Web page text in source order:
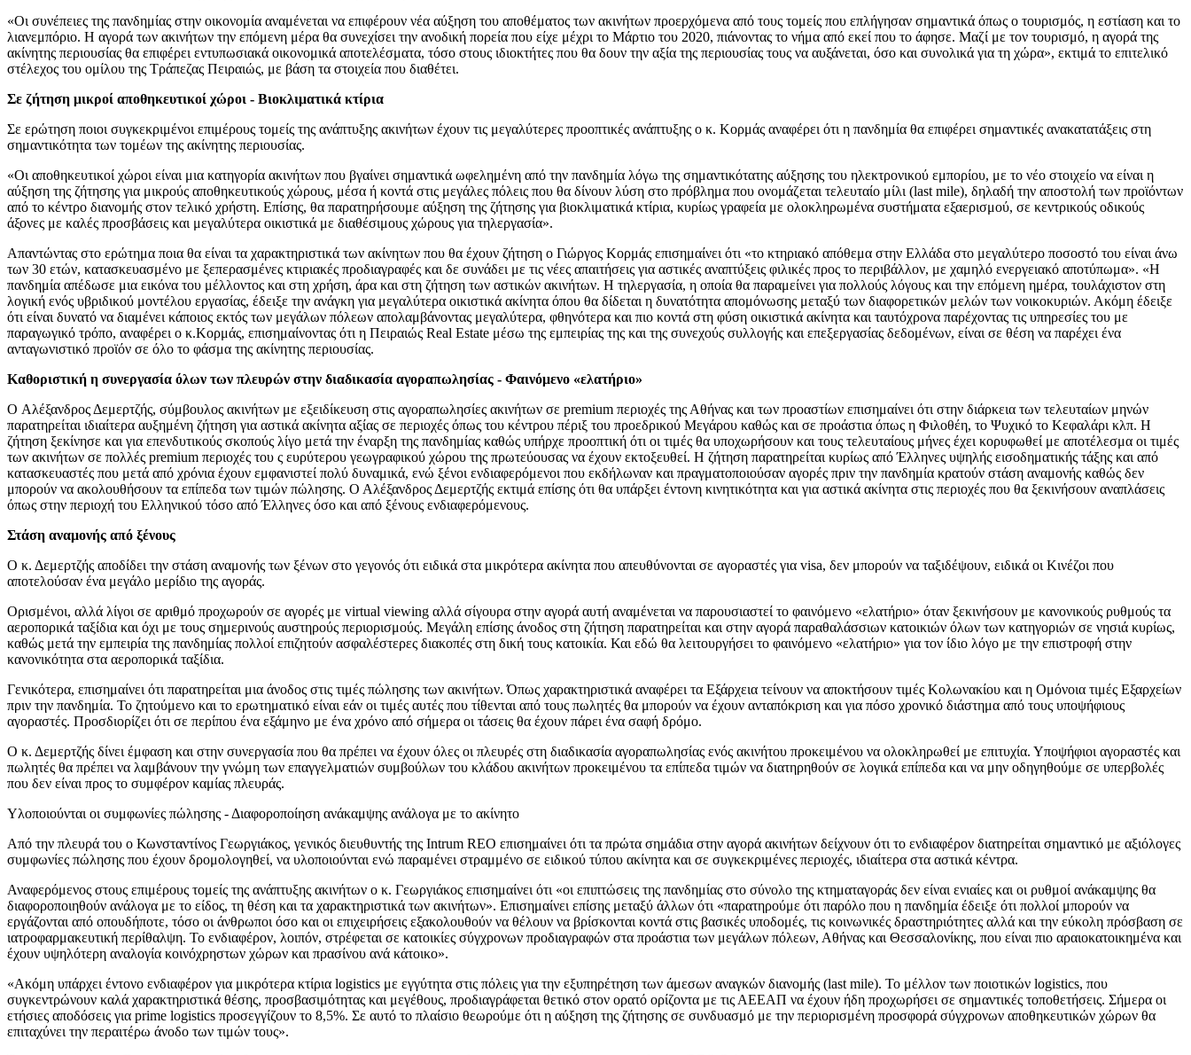
«Οι συνέπειες της πανδημίας στην οικονομία αναμένεται να επιφέρουν νέα αύξηση του αποθέματος των ακινήτων προερχόμενα από τους τομείς που επλήγησαν σημαντικά όπως ο τουρισμός, η εστίαση και το
λιανεμπόριο. Η αγορά των ακινήτων την επόμενη μέρα θα συνεχίσει την ανοδική πορεία που είχε μέχρι το Μάρτιο του 2020, πιάνοντας το νήμα από εκεί που το άφησε. Μαζί με τον τουρισμό, η αγορά της
ακίνητης περιουσίας θα επιφέρει εντυπωσιακά οικονομικά αποτελέσματα, τόσο στους ιδιοκτήτες που θα δουν την αξία της περιουσίας τους να αυξάνεται, όσο και συνολικά για τη χώρα», εκτιμά το επιτελικό
στέλεχος του ομίλου της Τράπεζας Πειραιώς, με βάση τα στοιχεία που διαθέτει.
Σε ζήτηση μικροί αποθηκευτικοί χώροι - Βιοκλιματικά κτίρια
Σε ερώτηση ποιοι συγκεκριμένοι επιμέρους τομείς της ανάπτυξης ακινήτων έχουν τις μεγαλύτερες προοπτικές ανάπτυξης ο κ. Κορμάς αναφέρει ότι η πανδημία θα επιφέρει σημαντικές ανακατατάξεις στη
σημαντικότητα των τομέων της ακίνητης περιουσίας.
«Οι αποθηκευτικοί χώροι είναι μια κατηγορία ακινήτων που βγαίνει σημαντικά ωφελημένη από την πανδημία λόγω της σημαντικότατης αύξησης του ηλεκτρονικού εμπορίου, με το νέο στοιχείο να είναι η
αύξηση της ζήτησης για μικρούς αποθηκευτικούς χώρους, μέσα ή κοντά στις μεγάλες πόλεις που θα δίνουν λύση στο πρόβλημα που ονομάζεται τελευταίο μίλι (last mile), δηλαδή την αποστολή των προϊόντων
από το κέντρο διανομής στον τελικό χρήστη. Επίσης, θα παρατηρήσουμε αύξηση της ζήτησης για βιοκλιματικά κτίρια, κυρίως γραφεία με ολοκληρωμένα συστήματα εξαερισμού, σε κεντρικούς οδικούς
άξονες με καλές προσβάσεις και μεγαλύτερα οικιστικά με διαθέσιμους χώρους για τηλεργασία».
Απαντώντας στο ερώτημα ποια θα είναι τα χαρακτηριστικά των ακίνητων που θα έχουν ζήτηση ο Γιώργος Κορμάς επισημαίνει ότι «το κτηριακό απόθεμα στην Ελλάδα στο μεγαλύτερο ποσοστό του είναι άνω
των 30 ετών, κατασκευασμένο με ξεπερασμένες κτιριακές προδιαγραφές και δε συνάδει με τις νέες απαιτήσεις για αστικές αναπτύξεις φιλικές προς το περιβάλλον, με χαμηλό ενεργειακό αποτύπωμα». «Η
πανδημία απέδωσε μια εικόνα του μέλλοντος και στη χρήση, άρα και στη ζήτηση των αστικών ακινήτων. Η τηλεργασία, η οποία θα παραμείνει για πολλούς λόγους και την επόμενη ημέρα, τουλάχιστον στη
λογική ενός υβριδικού μοντέλου εργασίας, έδειξε την ανάγκη για μεγαλύτερα οικιστικά ακίνητα όπου θα δίδεται η δυνατότητα απομόνωσης μεταξύ των διαφορετικών μελών των νοικοκυριών. Ακόμη έδειξε
ότι είναι δυνατό να διαμένει κάποιος εκτός των μεγάλων πόλεων απολαμβάνοντας μεγαλύτερα, φθηνότερα και πιο κοντά στη φύση οικιστικά ακίνητα και ταυτόχρονα παρέχοντας τις υπηρεσίες του με
παραγωγικό τρόπο, αναφέρει ο κ.Κορμάς, επισημαίνοντας ότι η Πειραιώς Real Estate μέσω της εμπειρίας της και της συνεχούς συλλογής και επεξεργασίας δεδομένων, είναι σε θέση να παρέχει ένα
ανταγωνιστικό προϊόν σε όλο το φάσμα της ακίνητης περιουσίας.
Καθοριστική η συνεργασία όλων των πλευρών στην διαδικασία αγοραπωλησίας - Φαινόμενο «ελατήριο»
Ο Αλέξανδρος Δεμερτζής, σύμβουλος ακινήτων με εξειδίκευση στις αγοραπωλησίες ακινήτων σε premium περιοχές της Αθήνας και των προαστίων επισημαίνει ότι στην διάρκεια των τελευταίων μηνών
παρατηρείται ιδιαίτερα αυξημένη ζήτηση για αστικά ακίνητα αξίας σε περιοχές όπως του κέντρου πέριξ του προεδρικού Μεγάρου καθώς και σε προάστια όπως η Φιλοθέη, το Ψυχικό το Κεφαλάρι κλπ. Η
ζήτηση ξεκίνησε και για επενδυτικούς σκοπούς λίγο μετά την έναρξη της πανδημίας καθώς υπήρχε προοπτική ότι οι τιμές θα υποχωρήσουν και τους τελευταίους μήνες έχει κορυφωθεί με αποτέλεσμα οι τιμές
των ακινήτων σε πολλές premium περιοχές του ς ευρύτερου γεωγραφικού χώρου της πρωτεύουσας να έχουν εκτοξευθεί. Η ζήτηση παρατηρείται κυρίως από Έλληνες υψηλής εισοδηματικής τάξης και από
κατασκευαστές που μετά από χρόνια έχουν εμφανιστεί πολύ δυναμικά, ενώ ξένοι ενδιαφερόμενοι που εκδήλωναν και πραγματοποιούσαν αγορές πριν την πανδημία κρατούν στάση αναμονής καθώς δεν
μπορούν να ακολουθήσουν τα επίπεδα των τιμών πώλησης. Ο Αλέξανδρος Δεμερτζής εκτιμά επίσης ότι θα υπάρξει έντονη κινητικότητα και για αστικά ακίνητα στις περιοχές που θα ξεκινήσουν αναπλάσεις
όπως στην περιοχή του Ελληνικού τόσο από Έλληνες όσο και από ξένους ενδιαφερόμενους.
Στάση αναμονής από ξένους
O κ. Δεμερτζής αποδίδει την στάση αναμονής των ξένων στο γεγονός ότι ειδικά στα μικρότερα ακίνητα που απευθύνονται σε αγοραστές για visa, δεν μπορούν να ταξιδέψουν, ειδικά οι Κινέζοι που
αποτελούσαν ένα μεγάλο μερίδιο της αγοράς.
Ορισμένοι, αλλά λίγοι σε αριθμό προχωρούν σε αγορές με virtual viewing αλλά σίγουρα στην αγορά αυτή αναμένεται να παρουσιαστεί το φαινόμενο «ελατήριο» όταν ξεκινήσουν με κανονικούς ρυθμούς τα
αεροπορικά ταξίδια και όχι με τους σημερινούς αυστηρούς περιορισμούς. Μεγάλη επίσης άνοδος στη ζήτηση παρατηρείται και στην αγορά παραθαλάσσιων κατοικιών όλων των κατηγοριών σε νησιά κυρίως,
καθώς μετά την εμπειρία της πανδημίας πολλοί επιζητούν ασφαλέστερες διακοπές στη δική τους κατοικία. Και εδώ θα λειτουργήσει το φαινόμενο «ελατήριο» για τον ίδιο λόγο με την επιστροφή στην
κανονικότητα στα αεροπορικά ταξίδια.
Γενικότερα, επισημαίνει ότι παρατηρείται μια άνοδος στις τιμές πώλησης των ακινήτων. Όπως χαρακτηριστικά αναφέρει τα Εξάρχεια τείνουν να αποκτήσουν τιμές Κολωνακίου και η Ομόνοια τιμές Εξαρχείων
πριν την πανδημία. Το ζητούμενο και το ερωτηματικό είναι εάν οι τιμές αυτές που τίθενται από τους πωλητές θα μπορούν να έχουν ανταπόκριση και για πόσο χρονικό διάστημα από τους υποψήφιους
αγοραστές. Προσδιορίζει ότι σε περίπου ένα εξάμηνο με ένα χρόνο από σήμερα οι τάσεις θα έχουν πάρει ένα σαφή δρόμο.
Ο κ. Δεμερτζής δίνει έμφαση και στην συνεργασία που θα πρέπει να έχουν όλες οι πλευρές στη διαδικασία αγοραπωλησίας ενός ακινήτου προκειμένου να ολοκληρωθεί με επιτυχία. Υποψήφιοι αγοραστές και
πωλητές θα πρέπει να λαμβάνουν την γνώμη των επαγγελματιών συμβούλων του κλάδου ακινήτων προκειμένου τα επίπεδα τιμών να διατηρηθούν σε λογικά επίπεδα και να μην οδηγηθούμε σε υπερβολές
που δεν είναι προς το συμφέρον καμίας πλευράς.
Υλοποιούνται οι συμφωνίες πώλησης - Διαφοροποίηση ανάκαμψης ανάλογα με το ακίνητο
Από την πλευρά του ο Κωνσταντίνος Γεωργιάκος, γενικός διευθυντής της Intrum REO επισημαίνει ότι τα πρώτα σημάδια στην αγορά ακινήτων δείχνουν ότι το ενδιαφέρον διατηρείται σημαντικό με αξιόλογες
συμφωνίες πώλησης που έχουν δρομολογηθεί, να υλοποιούνται ενώ παραμένει στραμμένο σε ειδικού τύπου ακίνητα και σε συγκεκριμένες περιοχές, ιδιαίτερα στα αστικά κέντρα.
Αναφερόμενος στους επιμέρους τομείς της ανάπτυξης ακινήτων ο κ. Γεωργιάκος επισημαίνει ότι «οι επιπτώσεις της πανδημίας στο σύνολο της κτηματαγοράς δεν είναι ενιαίες και οι ρυθμοί ανάκαμψης θα
διαφοροποιηθούν ανάλογα με το είδος, τη θέση και τα χαρακτηριστικά των ακινήτων». Επισημαίνει επίσης μεταξύ άλλων ότι «παρατηρούμε ότι παρόλο που η πανδημία έδειξε ότι πολλοί μπορούν να
εργάζονται από οπουδήποτε, τόσο οι άνθρωποι όσο και οι επιχειρήσεις εξακολουθούν να θέλουν να βρίσκονται κοντά στις βασικές υποδομές, τις κοινωνικές δραστηριότητες αλλά και την εύκολη πρόσβαση σε
ιατροφαρμακευτική περίθαλψη. Το ενδιαφέρον, λοιπόν, στρέφεται σε κατοικίες σύγχρονων προδιαγραφών στα προάστια των μεγάλων πόλεων, Αθήνας και Θεσσαλονίκης, που είναι πιο αραιοκατοικημένα και
έχουν υψηλότερη αναλογία κοινόχρηστων χώρων και πρασίνου ανά κάτοικο».
«Ακόμη υπάρχει έντονο ενδιαφέρον για μικρότερα κτίρια logistics με εγγύτητα στις πόλεις για την εξυπηρέτηση των άμεσων αναγκών διανομής (last mile). Το μέλλον των ποιοτικών logistics, που
συγκεντρώνουν καλά χαρακτηριστικά θέσης, προσβασιμότητας και μεγέθους, προδιαγράφεται θετικό στον ορατό ορίζοντα με τις ΑΕΕΑΠ να έχουν ήδη προχωρήσει σε σημαντικές τοποθετήσεις. Σήμερα οι
ετήσιες αποδόσεις για prime logistics προσεγγίζουν το 8,5%. Σε αυτό το πλαίσιο θεωρούμε ότι η αύξηση της ζήτησης σε συνδυασμό με την περιορισμένη προσφορά σύγχρονων αποθηκευτικών χώρων θα
επιταχύνει την περαιτέρω άνοδο των τιμών τους».